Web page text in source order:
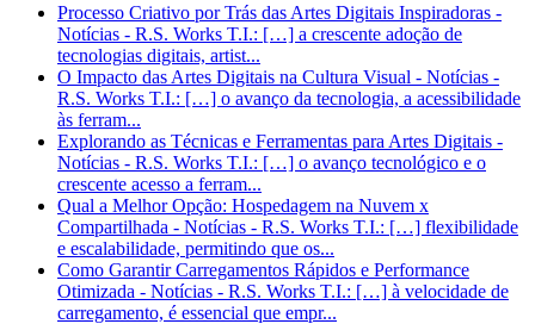
Processo Criativo por Trás das Artes Digitais Inspiradoras -
Notícias - R.S. Works T.I.: […] a crescente adoção de
tecnologias digitais, artist...
O Impacto das Artes Digitais na Cultura Visual - Notícias -
R.S. Works T.I.: […] o avanço da tecnologia, a acessibilidade
às ferram...
Explorando as Técnicas e Ferramentas para Artes Digitais -
Notícias - R.S. Works T.I.: […] o avanço tecnológico e o
crescente acesso a ferram...
Qual a Melhor Opção: Hospedagem na Nuvem x
Compartilhada - Notícias - R.S. Works T.I.: […] flexibilidade
e escalabilidade, permitindo que os...
Como Garantir Carregamentos Rápidos e Performance
Otimizada - Notícias - R.S. Works T.I.: […] à velocidade de
carregamento, é essencial que empr...